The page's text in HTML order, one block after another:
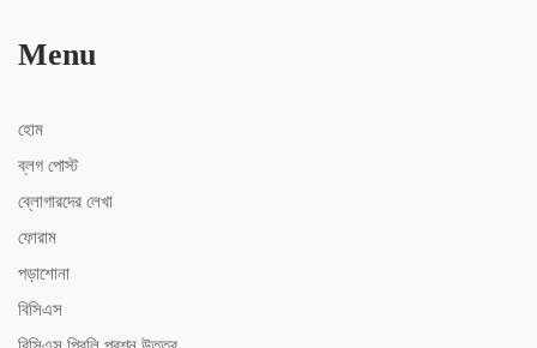
Menu
হোম
ব্লগ পোস্ট
ব্লোগারদের লেখা
ফোরাম
পড়াশোনা
বিসিএস